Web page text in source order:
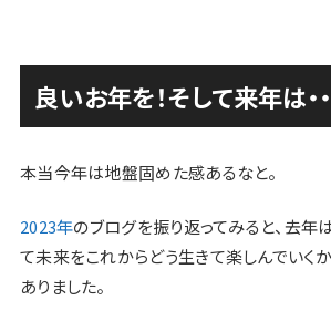
良いお年を！そして来年は・・
本当今年は地盤固めた感あるなと。
2023年のブログを振り返ってみると、去
て未来をこれからどう生きて楽しんでいく
ありました。